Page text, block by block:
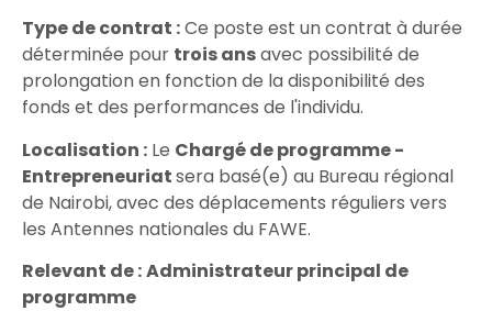
Type de contrat :Ce poste est un contrat à durée
déterminée pour trois ansavec possibilité de
prolongation en fonction de la disponibilité des
fonds et des performances de l'individu.
Localisation : Le Chargé de programme -
Entrepreneuriatsera basé(e) au Bureau régional
de Nairobi, avec des déplacements réguliers vers
les Antennes nationales du FAWE.
Relevant de :Administrateur principal de
programme